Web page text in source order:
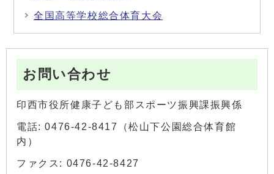
全国高等学校総合体育大会
お問い合わせ
印西市役所健康子ども部スポーツ振興課振興係
電話: 0476-42-8417（松山下公園総合体育館
内）
ファクス: 0476-42-8427